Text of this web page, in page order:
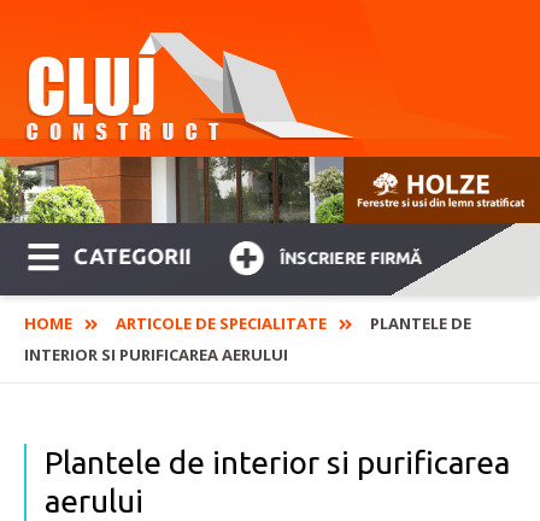
CATEGORII ÎNSCRIERE FIRMĂ
HOME ARTICOLE DE SPECIALITATE
PLANTELE DE
INTERIOR SI PURIFICAREA AERULUI
Plantele de interior si purificarea
aerului